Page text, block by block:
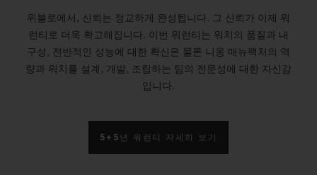
위블로에서, 신뢰는 정교하게 완성됩니다. 그 신뢰가 이제 워
런티로 더욱 확고해집니다. 이번 워런티는 워치의 품질과 내
구성, 전반적인 성능에 대한 확신은 물론 니옹 매뉴팩처의 역
량과 워치를 설계, 개발, 조립하는 팀의 전문성에 대한 자신감
입니다.
5+5년 워런티 자세히 보기